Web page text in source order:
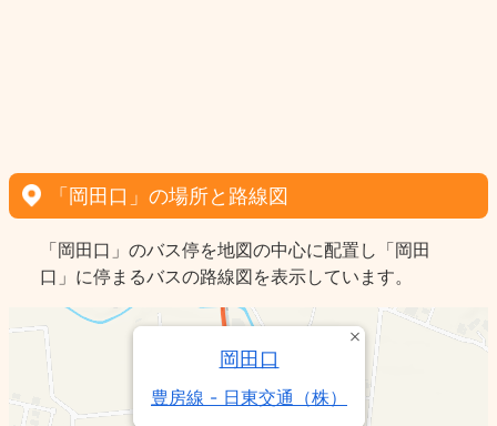
「岡田口」の場所と路線図
「岡田口」のバス停を地図の中心に配置し「岡田
口」に停まるバスの路線図を表示しています。
岡田口
豊房線 - 日東交通（株）